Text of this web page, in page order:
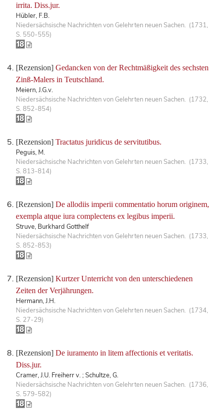
irrita. Diss.jur.
Hübler, F.B.
Niedersächsische Nachrichten von Gelehrten neuen Sachen. (1731,
S. 550-555)
[Rezension] Gedancken von der Rechtmäßigkeit des sechsten
Zinß-Malers in Teutschland.
Meiern, J.G.v.
Niedersächsische Nachrichten von Gelehrten neuen Sachen. (1732,
S. 852-854)
[Rezension] Tractatus juridicus de servitutibus.
Peguis, M.
Niedersächsische Nachrichten von Gelehrten neuen Sachen. (1733,
S. 813-814)
[Rezension] De allodiis imperii commentatio horum originem,
exempla atque iura complectens ex legibus imperii.
Struve, Burkhard Gotthelf
Niedersächsische Nachrichten von Gelehrten neuen Sachen. (1733,
S. 852-853)
[Rezension] Kurtzer Unterricht von den unterschiedenen
Zeiten der Verjährungen.
Hermann, J.H.
Niedersächsische Nachrichten von Gelehrten neuen Sachen. (1734,
S. 27-29)
[Rezension] De iuramento in litem affectionis et veritatis.
Diss.jur.
Cramer, J.U. Freiherr v. ; Schultze, G.
Niedersächsische Nachrichten von Gelehrten neuen Sachen. (1736,
S. 579-582)